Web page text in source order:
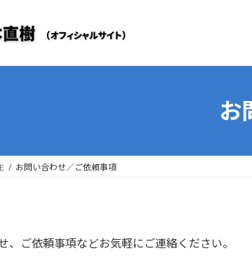
お
お問い合わせ／ご依頼事項
、ご依頼事項などお気軽にご連絡ください。